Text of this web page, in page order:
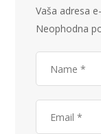
Vaša adresa
Neophodna